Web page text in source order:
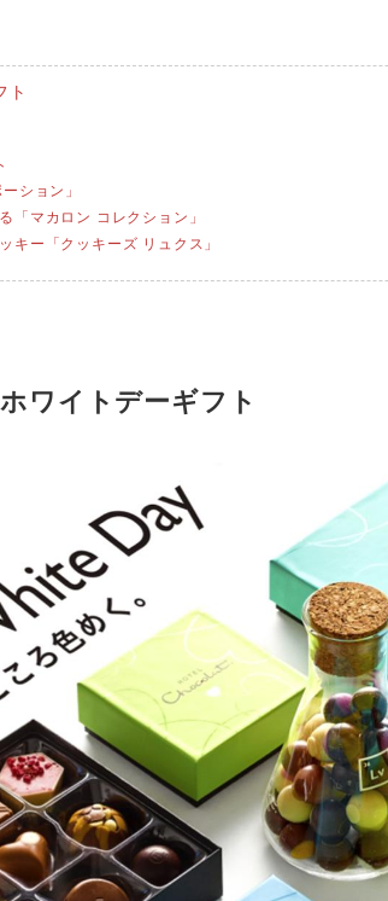
ト
ション」
「マカロン コレクション」
キー「クッキーズ リュクス」
ワイトデーギフト